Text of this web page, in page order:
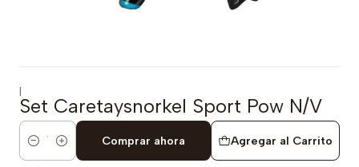
|
Set Caretaysnorkel Sport Pow N/V
Cantidad
Agregar al Carrito
Comprar ahora